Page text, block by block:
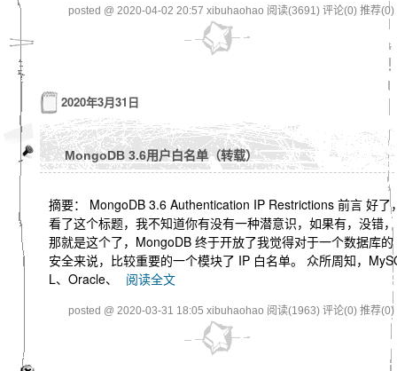
posted @ 2020-04-02 20:57 xibuhaohao 阅读(3691) 评论(0) 推荐(0)
2020年3月31日
MongoDB 3.6用户白名单（转载）
摘要： MongoDB 3.6 Authentication IP Restrictions 前言 好了
看了这个标题，我不知道你有没有一种潜意识，如果有，没错，
那就是这个了，MongoDB 终于开放了我觉得对于一个数据库的
安全来说，比较重要的一个模块了 IP 白名单。 众所周知，
L、Oracle、
阅读全文
posted @ 2020-03-31 18:05 xibuhaohao 阅读(1963) 评论(0) 推荐(0)